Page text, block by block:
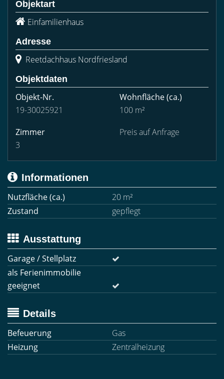
Objektart
Einfamilienhaus
Adresse
Reetdachhaus Nordfriesland
Objektdaten
Objekt-Nr.
19-30025921
Wohnfläche(ca.)
100 m²
Zimmer
3
Preis auf Anfrage
Informationen
Nutzfläche (ca.)
20 m²
Zustand
gepflegt
Ausstattung
Garage / Stellplatz
als Ferienimmobilie
geeignet
Details
Befeuerung
Gas
Heizung
Zentralheizung